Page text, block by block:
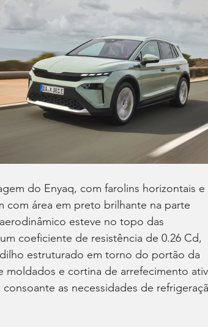
do Enyaq, com farolins horizontais e
com área em preto brilhante na parte
esteve no topo das
coeficiente de resistência de 0.26 Cd,
estruturado em torno do portão da
moldados e cortina de arrefecimento
as necessidades de